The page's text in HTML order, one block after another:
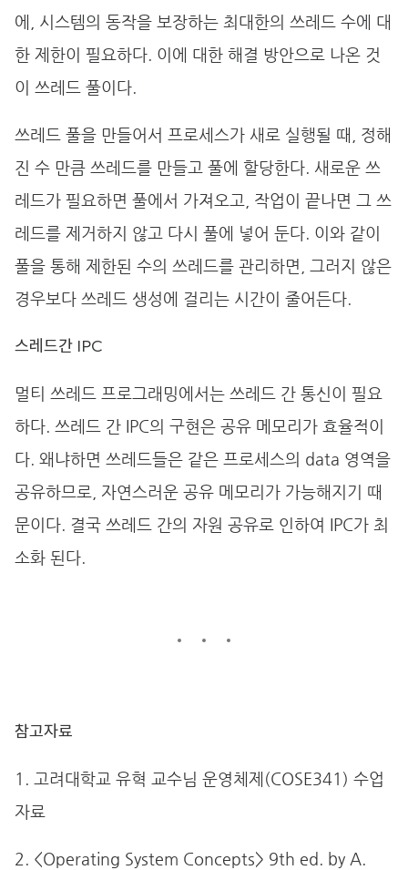
에, 시스템의 동작을 보장하는 최대한의 쓰레드 수에 대
한 제한이 필요하다. 이에 대한 해결 방안으로 나온 것
이 쓰레드 풀이다.
쓰레드 풀을 만들어서 프로세스가 새로 실행될 때, 정해
진 수 만큼 쓰레드를 만들고 풀에 할당한다. 새로운 쓰
레드가 필요하면 풀에서 가져오고, 작업이 끝나면 그 쓰
레드를 제거하지 않고 다시 풀에 넣어 둔다. 이와 같이
풀을 통해 제한된 수의 쓰레드를 관리하면, 그러지 않은
경우보다 쓰레드 생성에 걸리는 시간이 줄어든다.
스레드간 IPC
멀티 쓰레드 프로그래밍에서는 쓰레드 간 통신이 필요
하다. 쓰레드 간 IPC의 구현은 공유 메모리가 효율적이
다. 왜냐하면 쓰레드들은 같은 프로세스의 data 영역을
공유하므로, 자연스러운 공유 메모리가 가능해지기 때
문이다. 결국 쓰레드 간의 자원 공유로 인하여 IPC가 최
소화 된다.
참고자료
1. 고려대학교 유혁 교수님 운영체제 (COSE341) 수업
자료
2. <Operating System Concepts> 9th ed. by A.